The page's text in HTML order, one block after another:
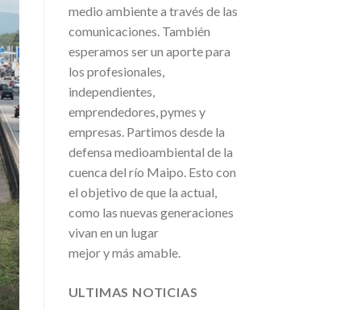
medio ambiente a través de las
comunicaciones. También
esperamos ser un aporte para
los profesionales,
independientes,
emprendedores, pymes y
empresas. Partimos desde la
defensa medioambiental de la
cuenca del río Maipo. Esto con
el objetivo de que la actual,
como las nuevas generaciones
vivan en un lugar
mejor y más amable.
ULTIMAS NOTICIAS